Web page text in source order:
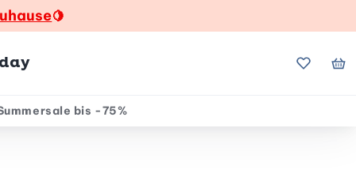
🍋
Meine
bis -75%